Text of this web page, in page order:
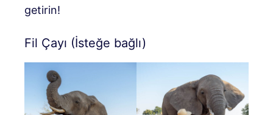
getirin!
Fil Çayı (İsteğe bağlı)